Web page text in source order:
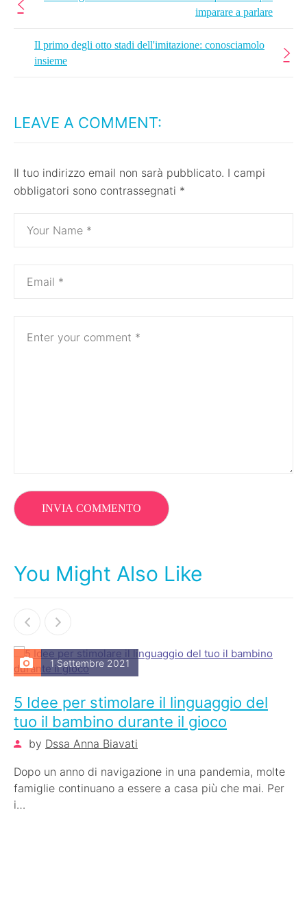
Il primo degli otto stadi dell'imitazione: conosciamolo
insieme
imparare a parlare
LEAVE A COMMENT:
Il tuo indirizzo email non sarà pubblicato. I campi
obbligatori sono contrassegnati *
You Might Also Like
1 Settembre 2021
5 Idee per stimolare il linguaggio del
tuo il bambino durante il gioco
by Dssa Anna Biavati
Dopo un anno di navigazione in una pandemia, molte
famiglie continuano a essere a casa più che mai. Per
i…